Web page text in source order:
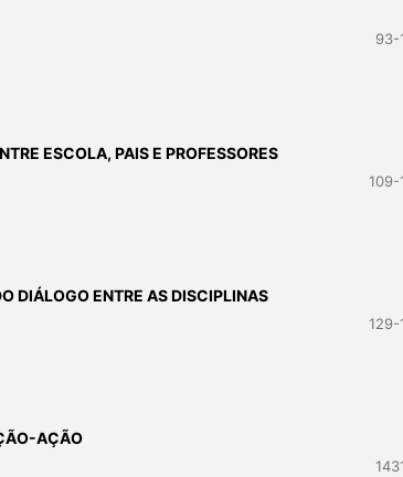
93-
ESCOLA, PAIS E PROFESSORES
109-
DIÁLOGO ENTRE AS DISCIPLINAS
129-
AÇÃO